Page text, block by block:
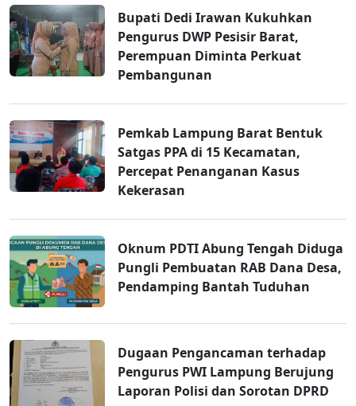
Bupati Dedi Irawan Kukuhkan
Pengurus DWP Pesisir Barat,
Perempuan Diminta Perkuat
Pembangunan
Pemkab Lampung Barat Bentuk
Satgas PPA di 15 Kecamatan,
Percepat Penanganan Kasus
Kekerasan
Oknum PDTI Abung Tengah Diduga
Pungli Pembuatan RAB Dana Desa,
Pendamping Bantah Tuduhan
Dugaan Pengancaman terhadap
Pengurus PWI Lampung Berujung
Laporan Polisi dan Sorotan DPRD